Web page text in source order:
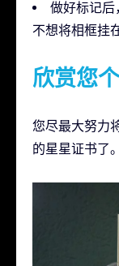
做好标记后
不想将相框挂
欣赏您
您尽最大努力
的星星证书了。